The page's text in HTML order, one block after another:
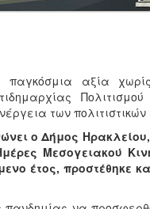
αξία
των
ο Δήμος Ηρακλείου,
Μεσογειακού
έτος, προστέθηκε